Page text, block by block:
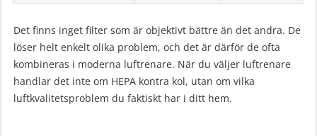
Det finns inget filter som är objektivt bättre än det andra. De
löser helt enkelt olika problem, och det är därför de ofta
kombineras i moderna luftrenare. När du väljer luftrenare
handlar det inte om HEPA kontra kol, utan om vilka
luftkvalitetsproblem du faktiskt har i ditt hem.